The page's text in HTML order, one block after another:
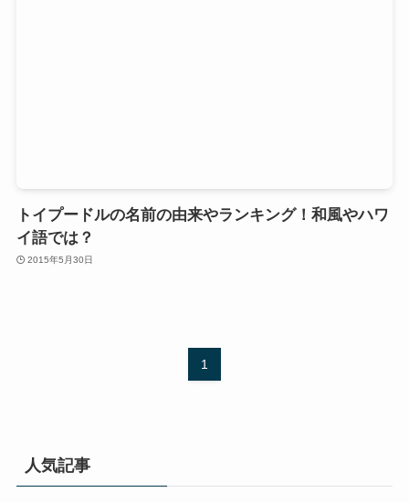
トイプードルの名前の由来やランキング！和風やハワ
イ語では？
2015年5月30日
1
人気記事